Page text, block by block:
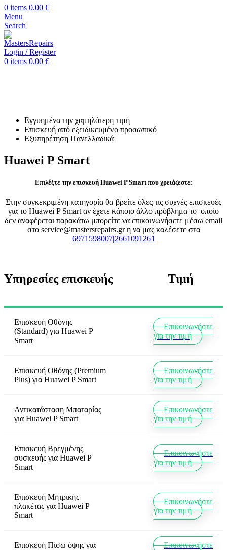
0 items 0,00 €
Menu
Search
Login / Register
0 items 0,00 €
Εγγυημένα την χαμηλότερη τιμή
Επισκευή από εξειδικευμένο προσωπικό
Εξυπηρέτηση Πανελλαδικά
Huawei P Smart
Επιλέξτε την επισκευή Huawei P Smart που χρειάζεστε:
Στην συγκεκριμένη κατηγορία θα βρείτε όλες τις συχνές επισκευές
για το Huawei P Smart αν έχετε κάποιο άλλο πρόβλημα το οποίο
δεν αναφέρεται παρακάτω μπορείτε να επικοινωνήσετε μέσω email
στο service@mastersrepairs.gr η να μας καλέσετε στα
6971598007|2661091261
Υπηρεσίες επισκευής Τιμή
Επισκευή Οθόνης
(Standard) για Huawei P
Smart
Επικοινωνήστε
για την τιμή
Επισκευή Οθόνης (Premium
Plus) για Huawei P Smart
Επικοινωνήστε
για την τιμή
Αντικατάσταση Μπαταρίας
για Huawei P Smart
Επικοινωνήστε
για την τιμή
Επισκευή Βρεγμένης
συσκευής για Huawei P
Smart
Επικοινωνήστε
για την τιμή
Επισκευή Μητρικής
πλακέτας για Huawei P
Smart
Επικοινωνήστε
για την τιμή
Επισκευή Πίσω όψης για Επικοινωνήστε